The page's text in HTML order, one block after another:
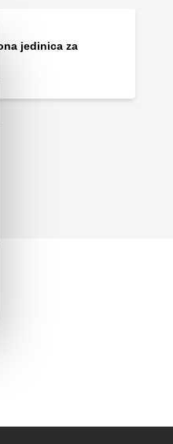
jedinica za